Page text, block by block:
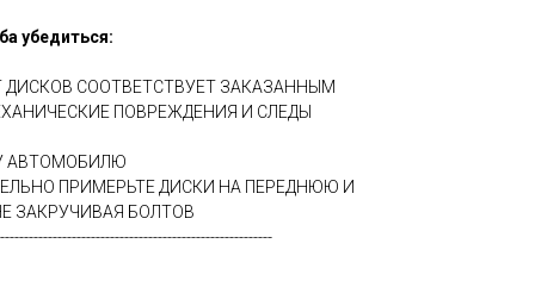
убедиться:
ДИСКОВ СООТВЕТСТВУЕТ ЗАКАЗАННЫМ
ПОВРЕЖДЕНИЯ И СЛЕДЫ
АВТОМОБИЛЮ
ПРИМЕРЬТЕ ДИСКИ НА ПЕРЕДНЮЮ И
ЗАКРУЧИВАЯ БОЛТОВ